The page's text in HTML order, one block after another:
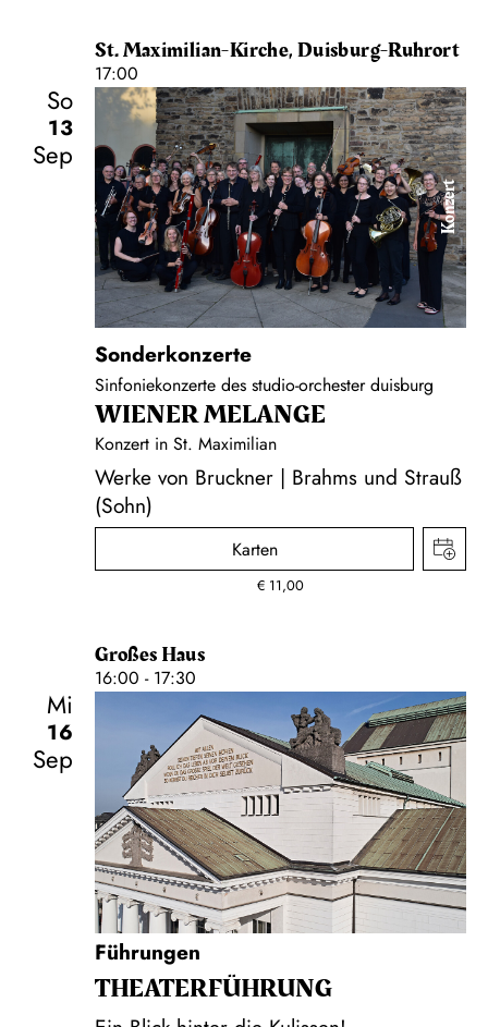
St. Maximilian-Kirche, Duisburg-Ruhrort
17:00
So
13
Sep
Konzert
Sonderkonzerte
Sinfoniekonzerte des studio-orchester duisburg
WIENER MELANGE
Konzert in St. Maximilian
Werke von Bruckner | Brahms und Strauß
(Sohn)
Karten
€ 11,00
Großes Haus
16:00 - 17:30
Mi
16
Sep
Führungen
THEATER­FÜHR­UNG